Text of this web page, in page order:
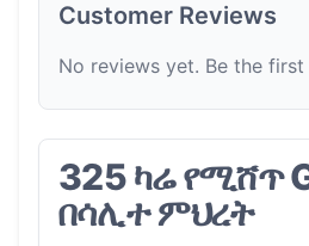
Customer Reviews
No reviews yet. Be the
325 ካሬ የሚሸጥ
በሳሊተ ምህረት